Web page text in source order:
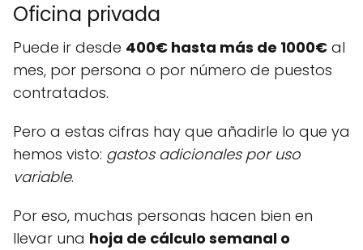
Oficina privada
Puede ir desde 400€ hasta más de 1000€ al
mes, por persona o por número de puestos
contratados.
Pero a estas cifras hay que añadirle lo que ya
hemos visto: gastos adicionales por uso
variable.
Por eso, muchas personas hacen bien en
llevar una hoja de cálculo semanal o